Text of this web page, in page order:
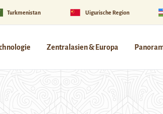
Turkmenistan Uigurische Region
Zentralasien & Europa